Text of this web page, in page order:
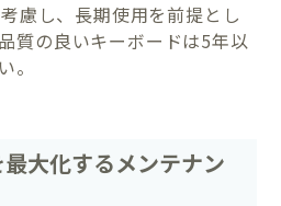
慮し、長期使用を前提とし
質の良いキーボードは5年以
。
大化するメンテナン